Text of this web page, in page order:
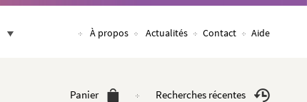
À propos Actualités Contact Aide
Panier Recherches récentes